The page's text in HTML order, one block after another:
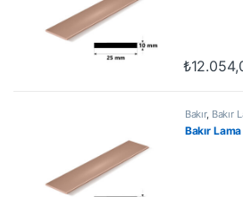
₺
Bakır, Bakır
Bakır